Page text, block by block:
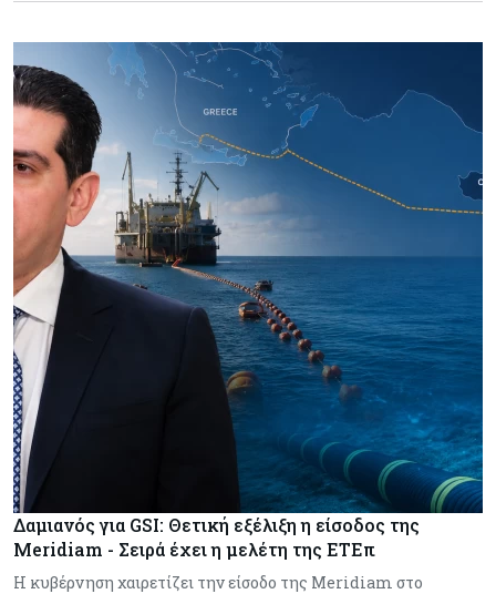
Δαμιανός για GSI: Θετική εξέλιξη η είσοδος της
Meridiam - Σειρά έχει η μελέτη της ΕΤΕπ
Η κυβέρνηση χαιρετίζει την είσοδο της Meridiam στο